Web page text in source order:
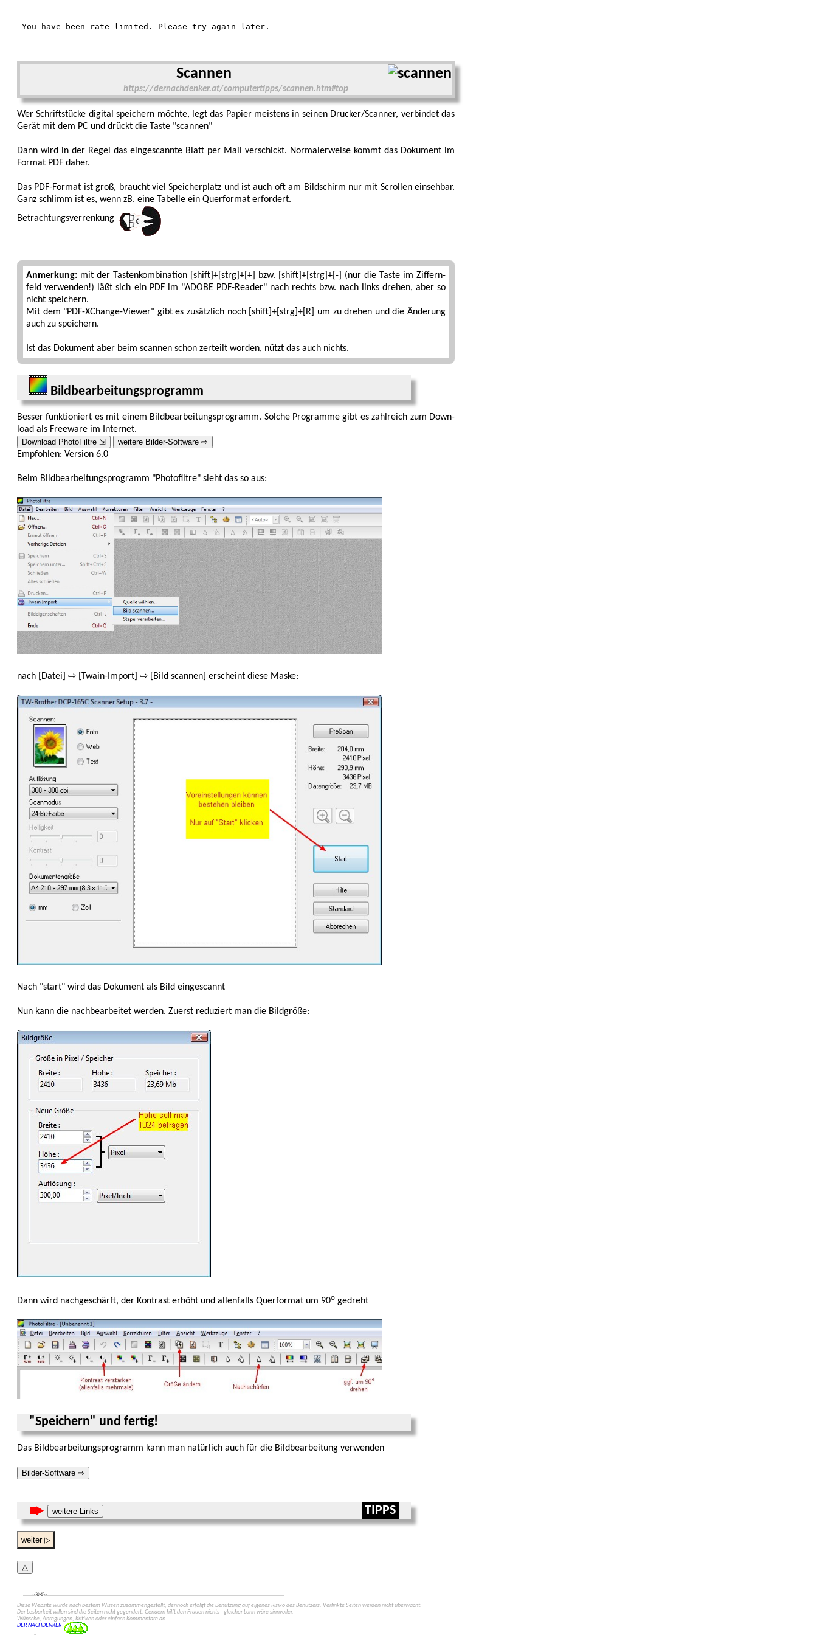
Scannen
https://dernachdenker.at/computertipps/scannen.htm#top
Wer Schriftstücke digital speichern möchte, legt das Papier meistens in seinen Drucker/Scanner, verbindet das
Gerät mit dem PC und drückt die Taste "scannen"
Dann wird in der Regel das eingescannte Blatt per Mail verschickt. Normaler­weise kommt das Dokument im
Format PDF daher.
Das PDF-Format ist groß, braucht viel Speicher­platz und ist auch oft am Bild­schirm nur mit Scrollen einsehbar.
Ganz schlimm ist es, wenn zB. eine Tabelle ein Quer­format erfor­dert.
Betrachtungs­verrenkung
Anmerkung: mit der Tastenkombination [shift]+[strg]+[+] bzw. [shift]+[strg]+[-]
(nur die Taste im Ziffern­
feld verwenden!) läßt sich ein PDF im "ADOBE PDF-Reader" nach rechts bzw. nach links drehen, aber so
nicht speichern.
Mit dem "PDF-XChange-Viewer" gibt es zusätzlich noch [shift]+[strg]+[R]
um zu drehen und die Änderung
auch zu speichern.
Ist das Dokument aber beim scannen schon zer­teilt worden, nützt das auch nichts.
Bildbearbeitungsprogramm
Besser funktioniert es mit einem Bild­bearbeitungs­programm. Solche Programme gibt es zahlreich zum Down­
load als Free­ware im Internet.
Download PhotoFiltre ⇲ weitere Bilder-Software ⇨
Empfohlen: Version 6.0
Beim Bildbearbeitungsprogramm "Photofiltre" sieht das so aus:
nach [Datei] ⇨ [Twain-Import] ⇨ [Bild scannen] erscheint diese Maske:
Nach "start" wird das Dokument als Bild eingescannt
Nun kann die nachbearbeitet werden. Zuerst redu­ziert man die Bild­größe:
Dann wird nachgeschärft, der Kontrast erhöht und allen­falls Quer­format um 90o gedreht
"Speichern" und fertig!
Das Bildbearbeitungs­programm kann man natürlich auch für die Bild­bearbeitung verwenden
Bilder-Software ⇨
weitere Links TIPPS
weiter ▷
△
Diese Web­site wurde nach bestem Wissen zusammen­gestellt, dennoch erfolgt die Benutzung auf eigenes Risiko des Benut­zers. Verlinkte Seiten werden nicht überwacht.
Der Lesbarkeit willen sind die Seiten nicht gegen­dert. Gendern hilft den Frauen nichts - gleicher Lohn wäre sinnvoller.
Wünsche, Anregungen, Kritiken oder einfach Kommen­tare an
DER NACHDENKER